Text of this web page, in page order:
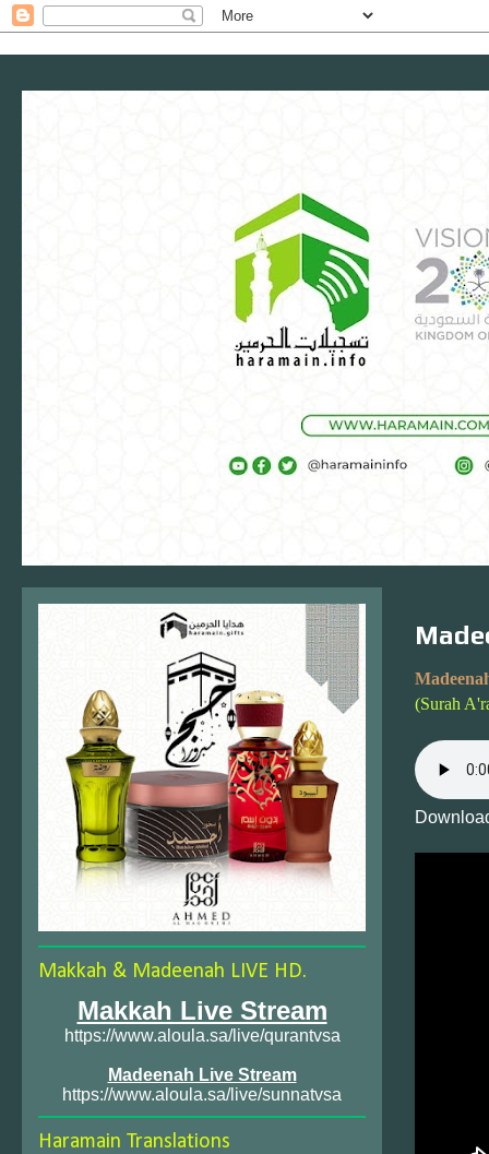
(Surah
Makkah & Madeenah LIVE HD.
Makkah Live Stream
https://www.aloula.sa/live/qurantvsa
Madeenah Live Stream
https://www.aloula.sa/live/sunnatvsa
Haramain Translations